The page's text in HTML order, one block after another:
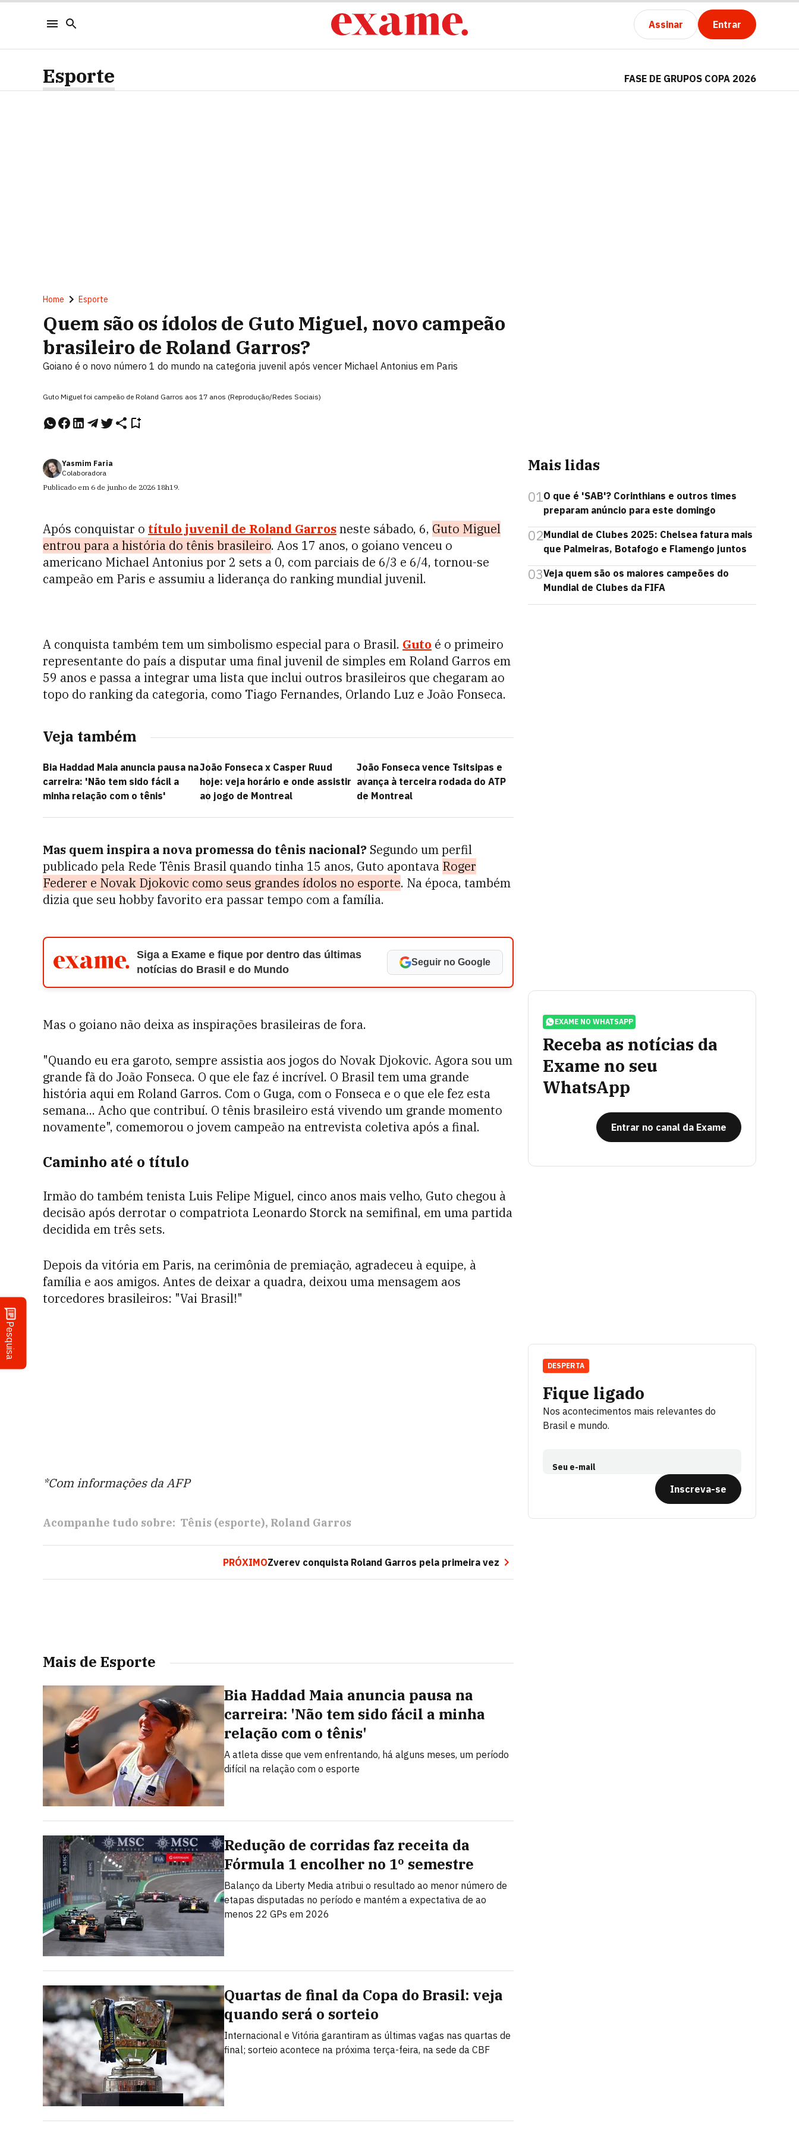
Assinar Entrar
Pesquisa
Esporte FASE DE GRUPOS COPA 2026
Home Esporte
Quem são os ídolos de Guto Miguel, novo campeão
brasileiro de Roland Garros?
Goiano é o novo número 1 do mundo na categoria juvenil após vencer Michael Antonius em Paris
Guto Miguel foi campeão de Roland Garros aos 17 anos (Reprodução/Redes Sociais)
Yasmim Faria
Colaboradora
Publicado em 6 de junho de 2026 18h19.
Após conquistar o título juvenil de Roland Garrosneste sábado, 6, Guto Miguel
entrou para a história do tênis brasileiro. Aos 17 anos, o goiano venceu o
americano Michael Antonius por 2 sets a 0, com parciais de 6/3 e 6/4, tornou-se
campeão em Paris e assumiu a liderança do ranking mundial juvenil.
A conquista também tem um simbolismo especial para o Brasil. Guto é o primeiro
representante do país a disputar uma final juvenil de simples em Roland Garros em
59 anos e passa a integrar uma lista que inclui outros brasileiros que chegaram ao
topo do ranking da categoria, como Tiago Fernandes, Orlando Luz e João Fonseca.
Veja também
Bia Haddad Maia anuncia pausa na
carreira: 'Não tem sido fácil a
minha relação com o tênis'
João Fonseca x Casper Ruud
hoje: veja horário e onde assistir
ao jogo de Montreal
João Fonseca vence Tsitsipas e
avança à terceira rodada do ATP
de Montreal
Mas quem inspira a nova promessa do tênis nacional? Segundo um perfil
publicado pela Rede Tênis Brasil quando tinha 15 anos, Guto apontava Roger
Federer e Novak Djokovic como seus grandes ídolos no esporte. Na época, também
dizia que seu hobby favorito era passar tempo com a família.
Siga a Exame e fique por dentro das últimas
notícias do Brasil e do Mundo
Seguir no Google
Mas o goiano não deixa as inspirações brasileiras de fora.
"Quando eu era garoto, sempre assistia aos jogos do Novak Djokovic. Agora sou um
grande fã do João Fonseca. O que ele faz é incrível. O Brasil tem uma grande
história aqui em Roland Garros. Com o Guga, com o Fonseca e o que ele fez esta
semana... Acho que contribuí. O tênis brasileiro está vivendo um grande momento
novamente", comemorou o jovem campeão na entrevista coletiva após a final.
Caminho até o título
Irmão do também tenista Luis Felipe Miguel, cinco anos mais velho, Guto chegou à
decisão após derrotar o compatriota Leonardo Storck na semifinal, em uma partida
decidida em três sets.
Depois da vitória em Paris, na cerimônia de premiação, agradeceu à equipe, à
família e aos amigos. Antes de deixar a quadra, deixou uma mensagem aos
torcedores brasileiros: "Vai Brasil!"
*Com informações da AFP
Acompanhe tudo sobre: Tênis (esporte) Roland Garros
PRÓXIMOZverev conquista Roland Garros pela primeira vez
Mais de Esporte
Bia Haddad Maia anuncia pausa na
carreira: 'Não tem sido fácil a minha
relação com o tênis'
A atleta disse que vem enfrentando, há alguns meses, um período
difícil na relação com o esporte
Redução de corridas faz receita da
Fórmula 1 encolher no 1º semestre
Balanço da Liberty Media atribui o resultado ao menor número de
etapas disputadas no período e mantém a expectativa de ao
menos 22 GPs em 2026
Quartas de final da Copa do Brasil: veja
quando será o sorteio
Internacional e Vitória garantiram as últimas vagas nas quartas de
final; sorteio acontece na próxima terça-feira, na sede da CBF
Mais lidas
01O que é 'SAB'? Corinthians e outros times
preparam anúncio para este domingo
02Mundial de Clubes 2025: Chelsea fatura mais
que Palmeiras, Botafogo e Flamengo juntos
03Veja quem são os maiores campeões do
Mundial de Clubes da FIFA
EXAME NO WHATSAPP
Receba as notícias da
Exame no seu
WhatsApp
Entrar no canal da Exame
Fique ligado
Nos acontecimentos mais relevantes do
Brasil e mundo.
Seu e-mail
Inscreva-se
DESPERTA